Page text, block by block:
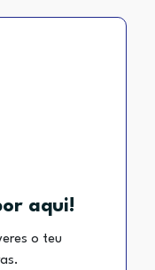
aqui!
o teu